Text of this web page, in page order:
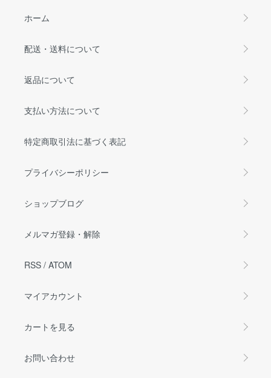
ホーム
配送・送料について
返品について
支払い方法について
特定商取引法に基づく表記
プライバシーポリシー
ショップブログ
メルマガ登録・解除
RSS / ATOM
マイアカウント
カートを見る
お問い合わせ